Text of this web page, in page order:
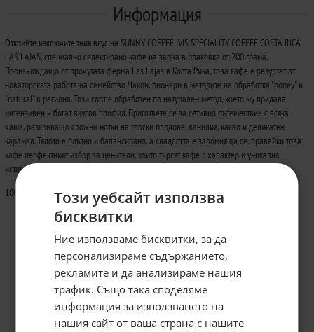
Информация
Открийте изключителния вкус на SUNNY COFFEE IVIS SPECIALITY COFFEE COSTA RICA
LAS LAJAS, специално селектирано кафе на зърна в опаковка от 200 грама.
Произхождащо от прочутата ферма Las Lajas в Коста Рика, това кафе е резултат от
новаторската работа на семейство Чакон, пионери в методите на обработка "honey" и
"natural" в региона. Този сорт е обработен по натурален метод, което му придава
интензивен и богат вкусов профил. Пригответе се за сетивно пътешествие с всяка
чаша, разкриващо сложни нотки на горски плодове, ванилия, какао и деликатен
карамел. Тялото е плътно и балансирано, а сладостта е запомняща се, правейки това
кафе перфектният избор за ценители, които търсят кафе с характер и уникална
история.
100% Arabica coffee beansТози уебсайт използва
бисквитки
Ние използваме бисквитки, за да
персонализираме съдържанието,
рекламите и да анализираме нашия
трафик. Също така споделяме
информация за използването на
нашия сайт от ваша страна с нашите
Абонирайте се за бюлетина и